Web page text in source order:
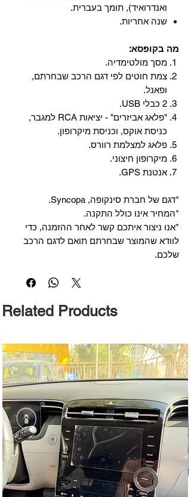
ואנדרואיד), תומך בעברית.
שנה אחריות.
מה בקופסא:
מסך מולטימדיה.
צמת חוטים לפי דגם הרכב שבחרתם,
ופאנל.
2 כבלי USB.
"פלאג אביזרים" - יציאות RCA למגבר,
כניסת אוקס, וכניסת מיקרופון.
פלאג למצלמת רוורס.
מיקרופון חיצוני.
אנטנת GPS.
*דגם של חברת סינקופה, Syncopa.
*המחיר אינו כולל התקנה.
*אנו ניצור איתכם קשר לאחר ההזמנה, כדי
לוודא שהמוצר שבחרתם תואם לדגם הרכב
שלכם.
Related Products